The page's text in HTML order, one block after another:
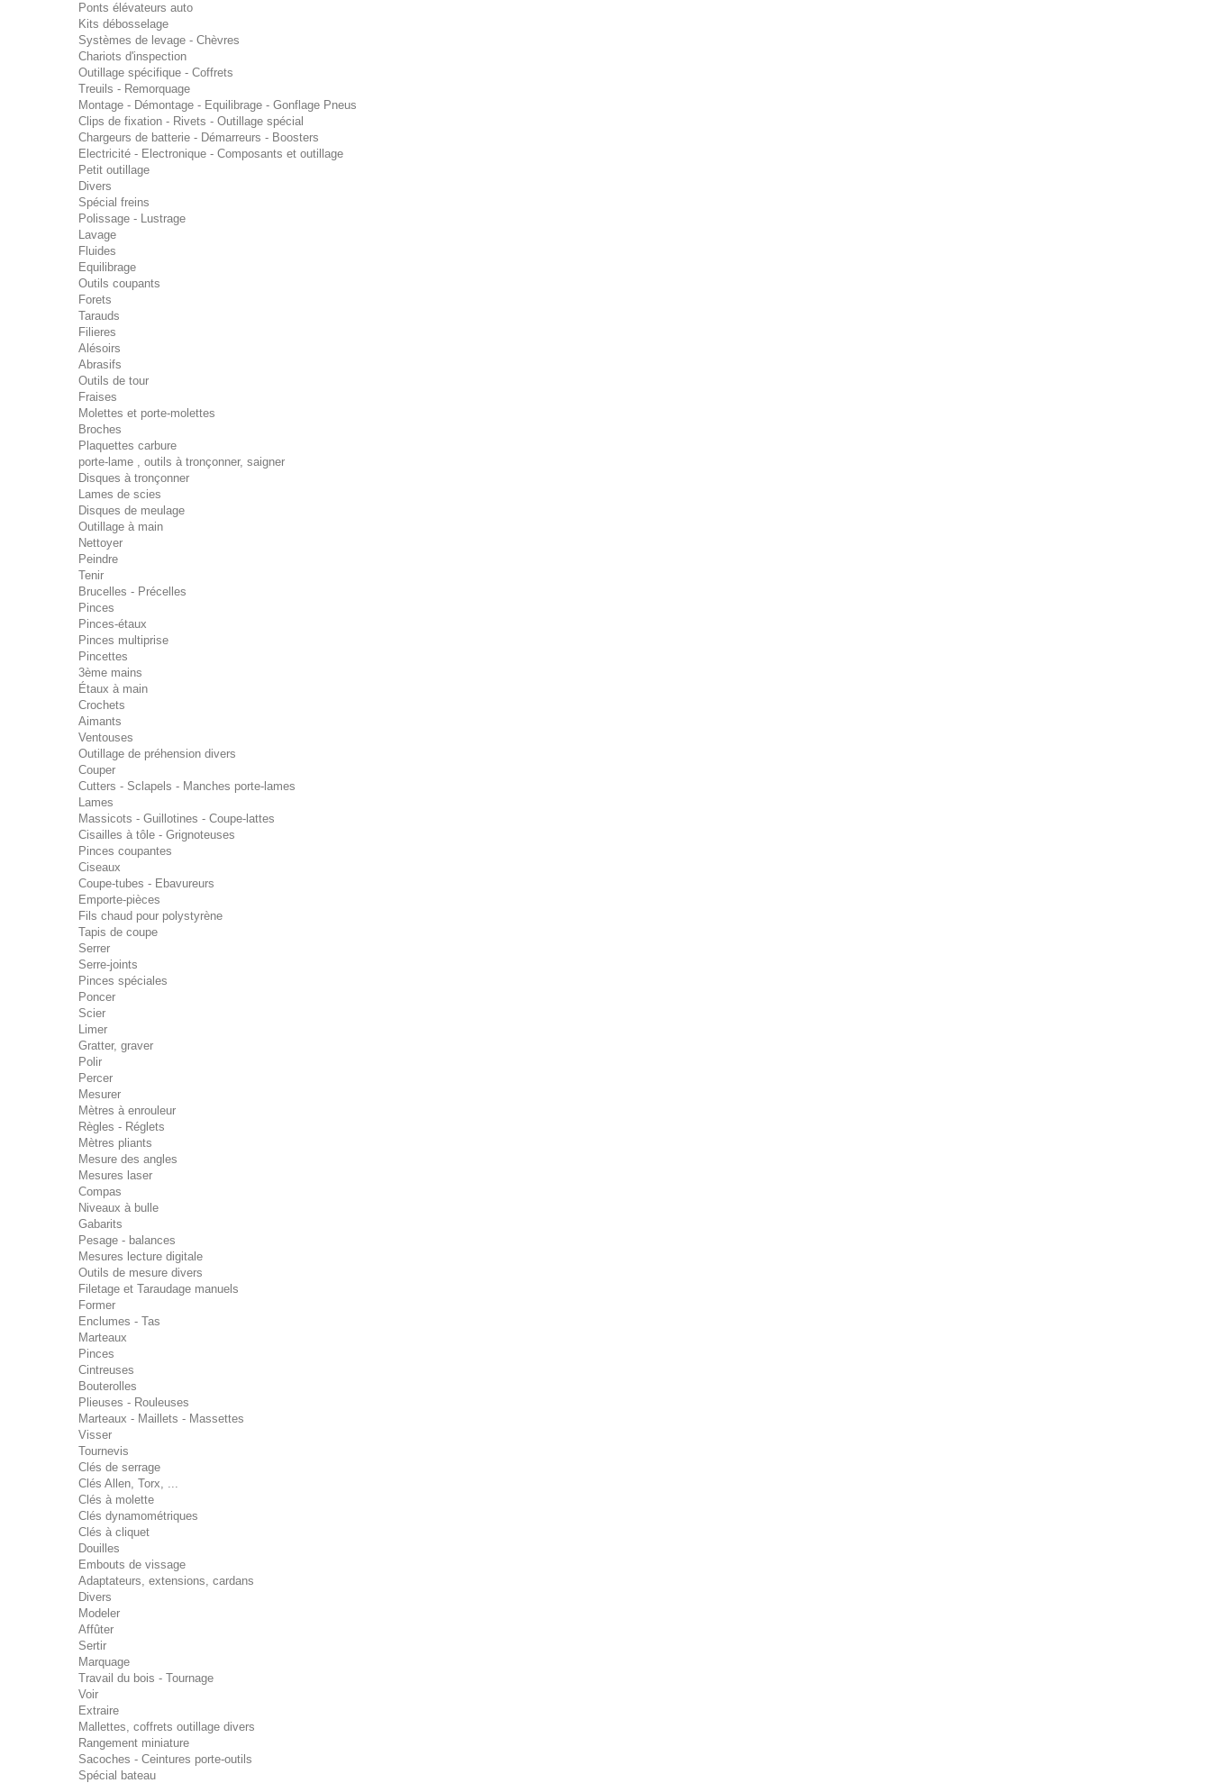
Ponts élévateurs auto
Kits débosselage
Systèmes de levage - Chèvres
Chariots d'inspection
Outillage spécifique - Coffrets
Treuils - Remorquage
Montage - Démontage - Equilibrage - Gonflage Pneus
Clips de fixation - Rivets - Outillage spécial
Chargeurs de batterie - Démarreurs - Boosters
Electricité - Electronique - Composants et outillage
Petit outillage
Divers
Spécial freins
Polissage - Lustrage
Lavage
Fluides
Equilibrage
Outils coupants
Forets
Tarauds
Filieres
Alésoirs
Abrasifs
Outils de tour
Fraises
Molettes et porte-molettes
Broches
Plaquettes carbure
porte-lame , outils à tronçonner, saigner
Disques à tronçonner
Lames de scies
Disques de meulage
Outillage à main
Nettoyer
Peindre
Tenir
Brucelles - Précelles
Pinces
Pinces-étaux
Pinces multiprise
Pincettes
3ème mains
Étaux à main
Crochets
Aimants
Ventouses
Outillage de préhension divers
Couper
Cutters - Sclapels - Manches porte-lames
Lames
Massicots - Guillotines - Coupe-lattes
Cisailles à tôle - Grignoteuses
Pinces coupantes
Ciseaux
Coupe-tubes - Ebavureurs
Emporte-pièces
Fils chaud pour polystyrène
Tapis de coupe
Serrer
Serre-joints
Pinces spéciales
Poncer
Scier
Limer
Gratter, graver
Polir
Percer
Mesurer
Mètres à enrouleur
Règles - Réglets
Mètres pliants
Mesure des angles
Mesures laser
Compas
Niveaux à bulle
Gabarits
Pesage - balances
Mesures lecture digitale
Outils de mesure divers
Filetage et Taraudage manuels
Former
Enclumes - Tas
Marteaux
Pinces
Cintreuses
Bouterolles
Plieuses - Rouleuses
Marteaux - Maillets - Massettes
Visser
Tournevis
Clés de serrage
Clés Allen, Torx, ...
Clés à molette
Clés dynamométriques
Clés à cliquet
Douilles
Embouts de vissage
Adaptateurs, extensions, cardans
Divers
Modeler
Affûter
Sertir
Marquage
Travail du bois - Tournage
Voir
Extraire
Mallettes, coffrets outillage divers
Rangement miniature
Sacoches - Ceintures porte-outils
Spécial bateau